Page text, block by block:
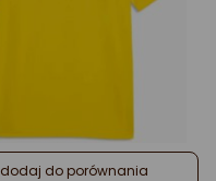
dodaj do porównania